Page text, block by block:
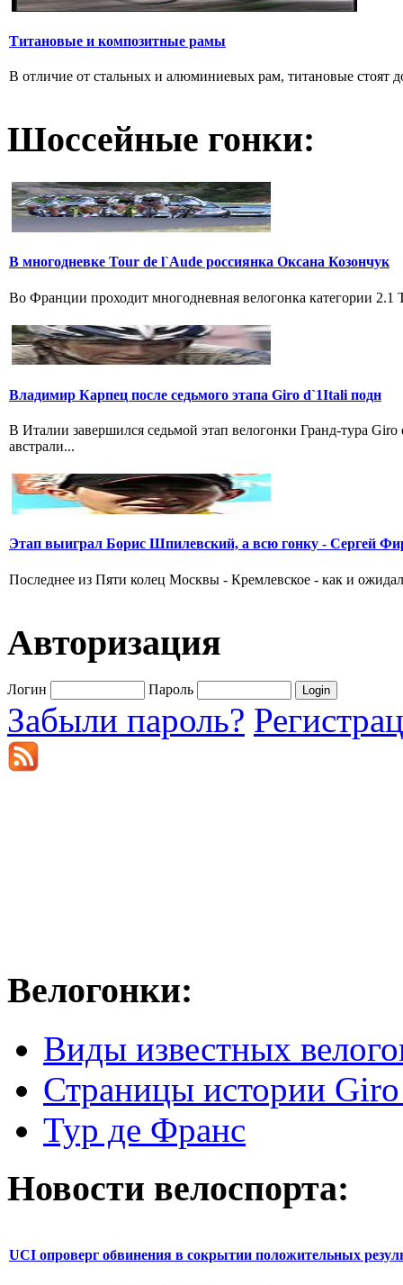
Титановые и композитные рамы
В отличие от стальных и алюминиевых рам, титановые стоят
Шоссейные гонки:
В многодневке Tour de l`Aude россиянка Оксана Козончук
Во Франции проходит многодневная велогонка категории
Владимир Карпец после седьмого этапа Giro d`1Itali подн
В Италии завершился седьмой этап велогонки Гранд-тура
австрали...
Этап выиграл Борис Шпилевский, а всю гонку - Сергей
Последнее из Пяти колец Москвы - Кремлевское - как и
Авторизация
Логин Пароль
Забыли пароль?
Велогонки:
Виды известных
Страницы истории
Тур де Франс
Новости велоспорта:
UCI опроверг обвинения в сокрытии положительных